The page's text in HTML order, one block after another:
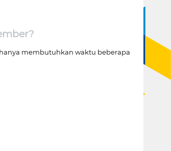
membutuhkan waktu beberapa